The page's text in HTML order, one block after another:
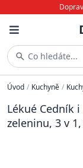
Co hledáte...
Úvod / Kuchyně /
Lékué Cedník
zeleninu, 3 v